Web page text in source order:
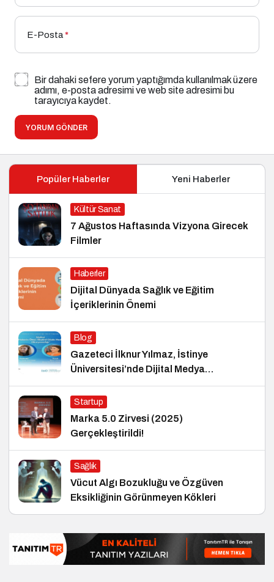
E-Posta*
Bir dahaki sefere yorum yaptığımda kullanılmak üzere
adımı, e-posta adresimi ve web site adresimi bu
tarayıcıya kaydet.
YORUM GÖNDER
Popüler Haberler Yeni Haberler
Kültür Sanat
7 Ağustos Haftasında Vizyona Girecek
Filmler
Haberler
Dijital Dünyada Sağlık ve Eğitim
İçeriklerinin Önemi
Blog
Gazeteci İlknur Yılmaz, İstinye
Üniversitesi’nde Dijital Medya
Okuryazarlığı Dersinin Konuğu Oldu
Startup
Marka 5.0 Zirvesi (2025)
Gerçekleştirildi!
Sağlık
Vücut Algı Bozukluğu ve Özgüven
Eksikliğinin Görünmeyen Kökleri